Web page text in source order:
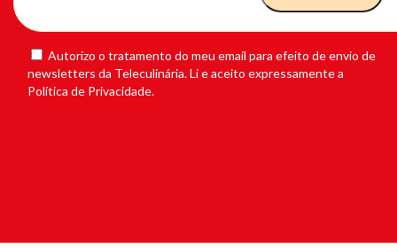
Autorizo o tratamento do meu email para efeito de envio de
newsletters da Teleculinária. Li e aceito expressamente a
Política de Privacidade.